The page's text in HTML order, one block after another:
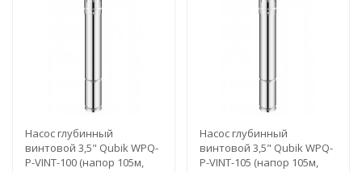
Насос глубинный
винтовой 3,5" Qubik WPQ-
P-VINT-100 (напор 105м,
Насос глубинный
винтовой 3,5" Qubik WPQ-
P-VINT-105 (напор 105м,